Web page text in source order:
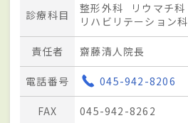
診療科目 整形外科
リウマチ科
リハビリテーション科
責任者 齋藤清人院長
電話番号 045-942-8206
FAX 045-942-8262